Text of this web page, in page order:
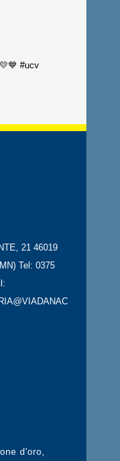
#ucv
21 46019
Tel: 0375
d'oro